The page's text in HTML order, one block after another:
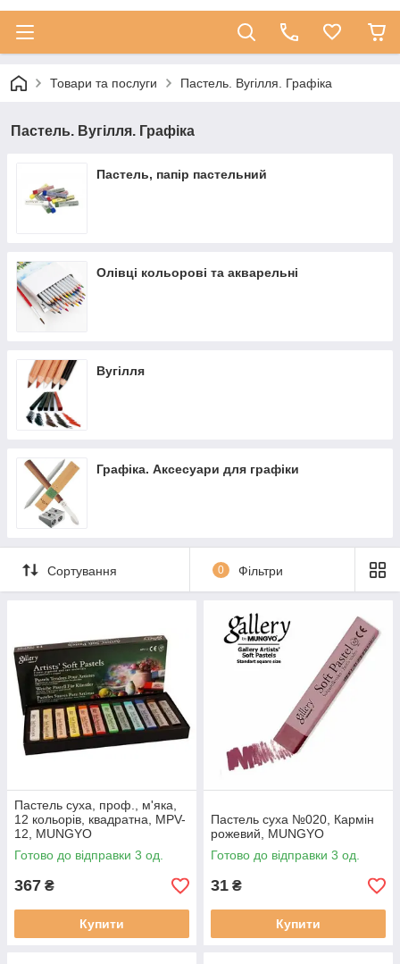
Товари та послуги Пастель. Вугілля. Графіка
Пастель. Вугілля. Графіка
Пастель, папір пастельний
Олівці кольорові та акварельні
Вугілля
Графіка. Аксесуари для графіки
Сортування 0 Фільтри
Пастель суха, проф., м'яка,
12 кольорів, квадратна, MPV-
12, MUNGYO
Готово до відправки 3 од.
367 ₴
Купити
Пастель суха №020, Кармін
рожевий, MUNGYO
Готово до відправки 3 од.
31 ₴
Купити